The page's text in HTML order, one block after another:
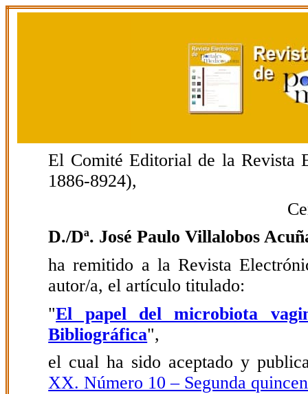
El Comité Editorial de la Revista
1886-8924),
D./Dª. José Paulo Villalobos
ha remitido a la Revista
autor/a, el artículo titulado:
"El papel del microbiota
Bibliográfica",
el cual ha sido aceptado y
XX. Número 10 – Segunda